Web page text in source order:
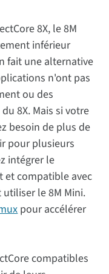
8X, le 8M
inférieur
fait une alternative
n'ont pas
ou des
8X. Mais si votre
besoin de plus de
pour plusieurs
intégrer le
et compatible avec
le 8M Mini.
pour accélérer
compatibles